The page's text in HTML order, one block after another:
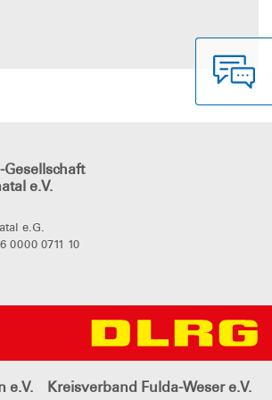
e.V.
e.G.
0000 0711 10
e.V. Kreisverband Fulda-Weser e.V.